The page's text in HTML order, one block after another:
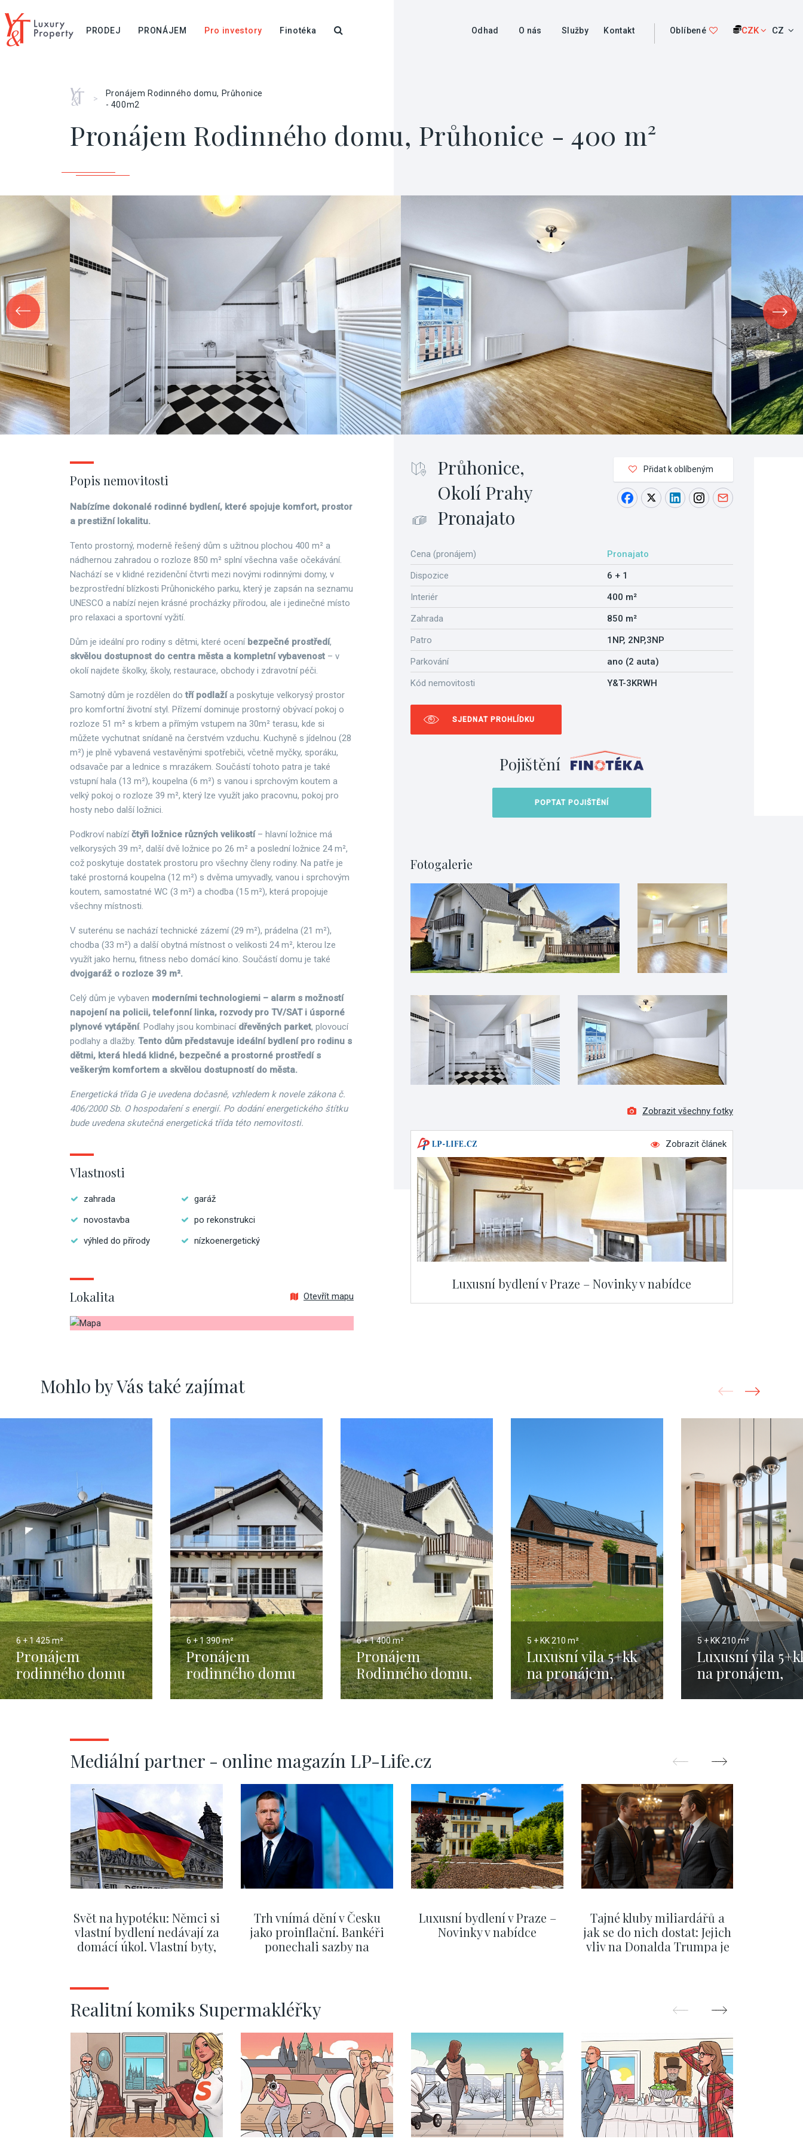
PRODEJ PRONÁJEM Pro investory Finotéka Odhad O nás Služby Kontakt Oblíbené CZK CZ
Home
>
Pronájem Rodinného domu, Průhonice
- 400m2
Pronájem Rodinného domu, Průhonice - 400 m²
Průhonice,
Okolí Prahy
Pronajato
Přidat k oblíbeným
Cena (pronájem)
Pronajato
Dispozice
6 + 1
Interiér
400 m²
Zahrada
850 m²
Patro
1NP, 2NP,3NP
Parkování
ano (2 auta)
Kód nemovitosti
Y&T-3KRWH
SJEDNAT PROHLÍDKU
Pojištění
POPTAT POJIŠTĚNÍ
Fotogalerie
Zobrazit všechny fotky
Zobrazit článek
Luxusní bydlení v Praze – Novinky v nabídce
Popis nemovitosti
Nabízíme dokonalé rodinné bydlení, které spojuje komfort, prostor
a prestižní lokalitu.
Tento prostorný, moderně řešený dům s užitnou plochou 400 m² a
nádhernou zahradou o rozloze 850 m² splní všechna vaše očekávání.
Nachází se v klidné rezidenční čtvrti mezi novými rodinnými domy, v
bezprostřední blízkosti Průhonického parku, který je zapsán na seznamu
UNESCO a nabízí nejen krásné procházky přírodou, ale i jedinečné místo
pro relaxaci a sportovní vyžití.
Dům je ideální pro rodiny s dětmi, které ocení bezpečné prostředí,
skvělou dostupnost do centra města a kompletní vybavenost – v
okolí najdete školky, školy, restaurace, obchody i zdravotní péči.
Samotný dům je rozdělen dotří podlažía poskytuje velkorysý prostor
pro komfortní životní styl. Přízemí dominuje prostorný obývací pokoj o
rozloze 51 m² s krbem a přímým vstupem na 30m² terasu, kde si
můžete vychutnat snídaně na čerstvém vzduchu. Kuchyně s jídelnou (28
m²) je plně vybavená vestavěnými spotřebiči, včetně myčky, sporáku,
odsavače par a lednice s mrazákem. Součástí tohoto patra je také
vstupní hala (13 m²), koupelna (6 m²) s vanou i sprchovým koutem a
velký pokoj o rozloze 39 m², který lze využít jako pracovnu, pokoj pro
hosty nebo další ložnici.
Podkroví nabízíčtyři ložnice různých velikostí – hlavní ložnice má
velkorysých 39 m², další dvě ložnice po 26 m² a poslední ložnice 24 m²,
což poskytuje dostatek prostoru pro všechny členy rodiny. Na patře je
také prostorná koupelna (12 m²) s dvěma umyvadly, vanou i sprchovým
koutem, samostatné WC (3 m²) a chodba (15 m²), která propojuje
všechny místnosti.
V suterénu se nachází technické zázemí (29 m²), prádelna (21 m²),
chodba (33 m²) a další obytná místnost o velikosti 24 m², kterou lze
využít jako hernu, fitness nebo domácí kino. Součástí domu je také
dvojgaráž o rozloze 39 m².
Celý dům je vybaven moderními technologiemi – alarm s možností
napojení na policii, telefonní linka, rozvody pro TV/SAT i úsporné
plynové vytápění. Podlahy jsou kombinací dřevěných parket, plovoucí
podlahy a dlažby. Tento dům představuje ideální bydlení pro rodinu s
dětmi, která hledá klidné, bezpečné a prostorné prostředí s
veškerým komfortem a skvělou dostupností do města.
Energetická třída G je uvedena dočasně, vzhledem k novele zákona č.
406/2000 Sb. O hospodaření s energií. Po dodání energetického štítku
bude uvedena skutečná energetická třída této nemovitosti.
Vlastnosti
zahrada
garáž
novostavba
po rekonstrukci
výhled do přírody
nízkoenergetický
Lokalita Otevřít mapu
Mohlo by Vás také zajímat
6 + 1425 m²
Pronájem
rodinného domu
6+1, Průhonice
6 + 1390 m²
Pronájem
rodinného domu
6+1, Průhonice -
6 + 1400 m²
Pronájem
Rodinného domu,
Průhonice -
5 + KK210 m²
Luxusní vila 5+kk
na pronájem,
Praha západ -
5 + KK210 m²
Luxusní vila
na pronájem,
Praha západ -
Mediální partner - online magazín LP-Life.cz
Svět na hypotéku: Němci si
vlastní bydlení nedávají za
domácí úkol. Vlastní byty,
Trh vnímá dění v Česku
jako proinflační. Bankéři
ponechali sazby na
Luxusní bydlení v Praze –
Novinky v nabídce
Tajné kluby miliardářů a
jak se do nich dostat: Jejich
vliv na Donalda Trumpa je
Realitní komiks Supermakléřky